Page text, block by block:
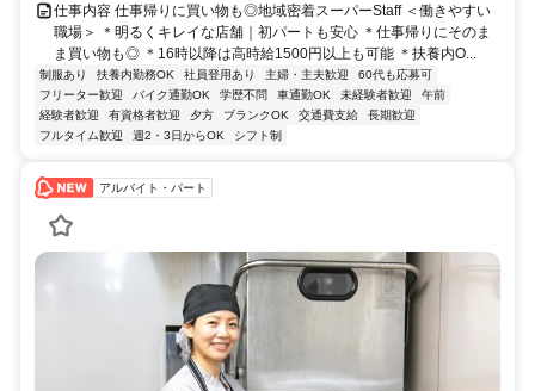
電車34分
仕事内容 仕事帰りに買い物も◎地域密着スーパーStaff ＜働きやすい
職場＞ ＊明るくキレイな店舗｜初パートも安心 ＊仕事帰りにそのま
ま買い物も◎ ＊16時以降は高時給1500円以上も可能 ＊扶養内O...
制服あり 扶養内勤務OK 社員登用あり 主婦・主夫歓迎
60代も応募可
フリーター歓迎
バイク通勤OK 学歴不問 車通勤OK 未経験者歓迎
午前
経験者歓迎
有資格者歓迎 夕方 ブランクOK 交通費支給
長期歓迎
フルタイム歓迎
週2・3日からOK シフト制
アルバイト・パート